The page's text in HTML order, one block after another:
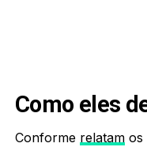
Como eles
Conforme relatamos